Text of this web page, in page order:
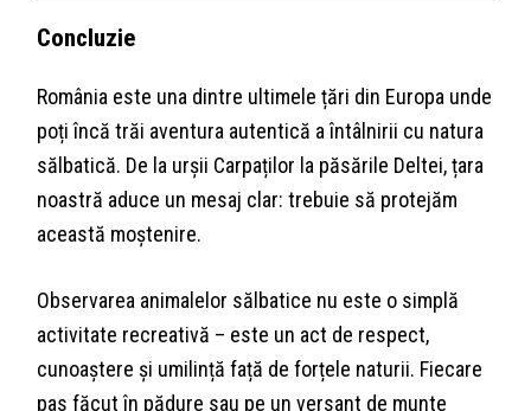
Concluzie
România este una dintre ultimele țări din Europa unde
poți încă trăi aventura autentică a întâlnirii cu natura
sălbatică. De la urșii Carpaților la păsările Deltei, țara
noastră aduce un mesaj clar: trebuie să protejăm
această moștenire.
Observarea animalelor sălbatice nu este o simplă
activitate recreativă – este un act de respect,
cunoaștere și umilință față de forțele naturii. Fiecare
pas făcut în pădure sau pe un versant de munte